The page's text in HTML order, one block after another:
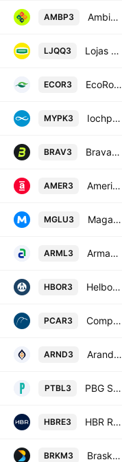
AMBP3 Ambipar Participacoes e Empreendimentos SA
LJQQ3 Lojas Quero-Quero SA
ECOR3 EcoRodovias Infraestrutura e Logistica S.A.
MYPK3 Iochpe Maxion S.A.
BRAV3 Brava Energia SA
AMER3 Americanas SA
MGLU3 Magazine Luiza S.A.
ARML3 Armac Locacao Logistica e Servicos SA
HBOR3 Helbor Empreendimentos S.A.
PCAR3 Companhia Brasileira de Distribuicao
ARND3 Arandu Investimentos S.A
PTBL3 PBG S.A.Registered Shs
HBRE3 HBR Realty Empreendimentos Imobiliarios SA
BRKM3 Braskem S.A.